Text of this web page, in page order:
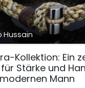
Hussain
Kollektion: Ein
Stärke und
Mann